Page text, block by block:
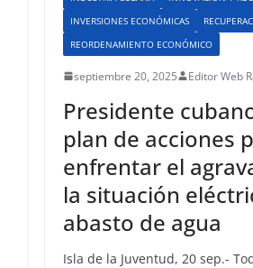
INVERSIONES ECONÓMICAS
REORDENAMIENTO ECONÓMICO
septiembre 20, 2025 Editor Web
Presidente
plan de acciones
enfrentar el
la situación
abasto de agua
Isla de la Juventud, 20 sep.-